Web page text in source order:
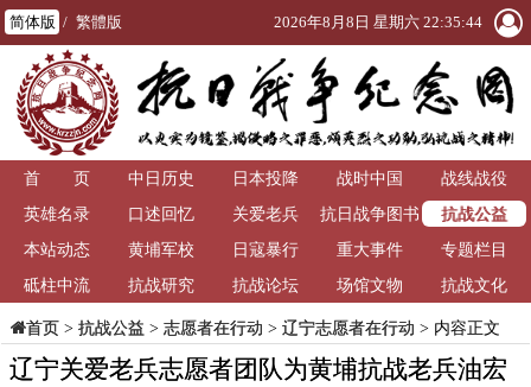
简体版 / 繁體版 2026年8月8日 星期六 22:35:44
首 页 中日历史 日本投降 战时中国
战线战役
英雄名录
口述回忆 关爱老兵
抗日战争图书
馆
抗战公益
本站动态
黄埔军校 日寇暴行 重大事件
专题栏目
砥柱中流
抗战研究 抗战论坛 场馆文物 抗战文化
首页> 抗战公益 > 志愿者在行动 > 辽宁志愿者在行动 > 内容正文
辽宁关爱老兵志愿者团队为黄埔抗战老兵油宏